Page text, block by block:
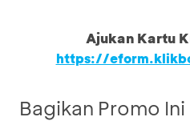
Ajukan Kartu
https://
Bagikan Promo Ini